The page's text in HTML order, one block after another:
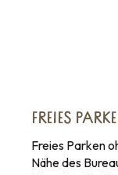
FREIES
Freies Parken
Nähe des